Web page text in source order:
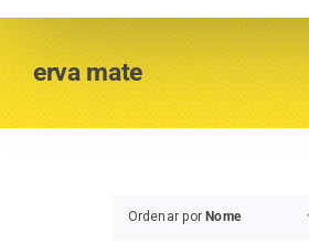
Home
A empresa
erva mate
Ordenar por Nome